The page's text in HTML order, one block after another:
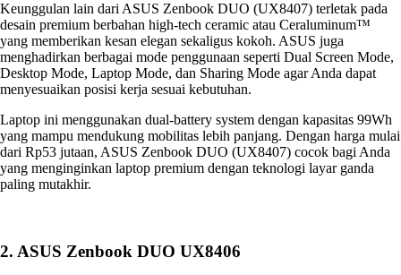
Keunggulan lain dari ASUS Zenbook DUO (UX8407) terletak pada
desain premium berbahan high-tech ceramic atau Ceraluminum™
yang memberikan kesan elegan sekaligus kokoh. ASUS juga
menghadirkan berbagai mode penggunaan seperti Dual Screen Mode,
Desktop Mode, Laptop Mode, dan Sharing Mode agar Anda dapat
menyesuaikan posisi kerja sesuai kebutuhan.
Laptop ini menggunakan dual-battery system dengan kapasitas 99Wh
yang mampu mendukung mobilitas lebih panjang. Dengan harga mulai
dari Rp53 jutaan, ASUS Zenbook DUO (UX8407) cocok bagi Anda
yang menginginkan laptop premium dengan teknologi layar ganda
paling mutakhir.
2. ASUS Zenbook DUO UX8406